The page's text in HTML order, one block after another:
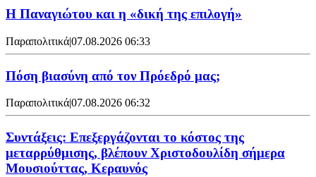
Η Παναγιώτου και η «δική της επιλογή»
Παραπολιτικά|07.08.2026 06:33
Πόση βιασύνη από τον Πρόεδρό μας;
Παραπολιτικά|07.08.2026 06:32
Συντάξεις: Επεξεργάζονται το κόστος της
μεταρρύθμισης, βλέπουν Χριστοδουλίδη σήμερα
Μουσιούττας, Κεραυνός